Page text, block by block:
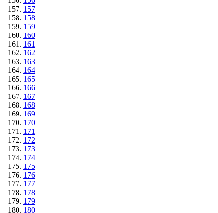
157
158
159
160
161
162
163
164
165
166
167
168
169
170
171
172
173
174
175
176
177
178
179
180